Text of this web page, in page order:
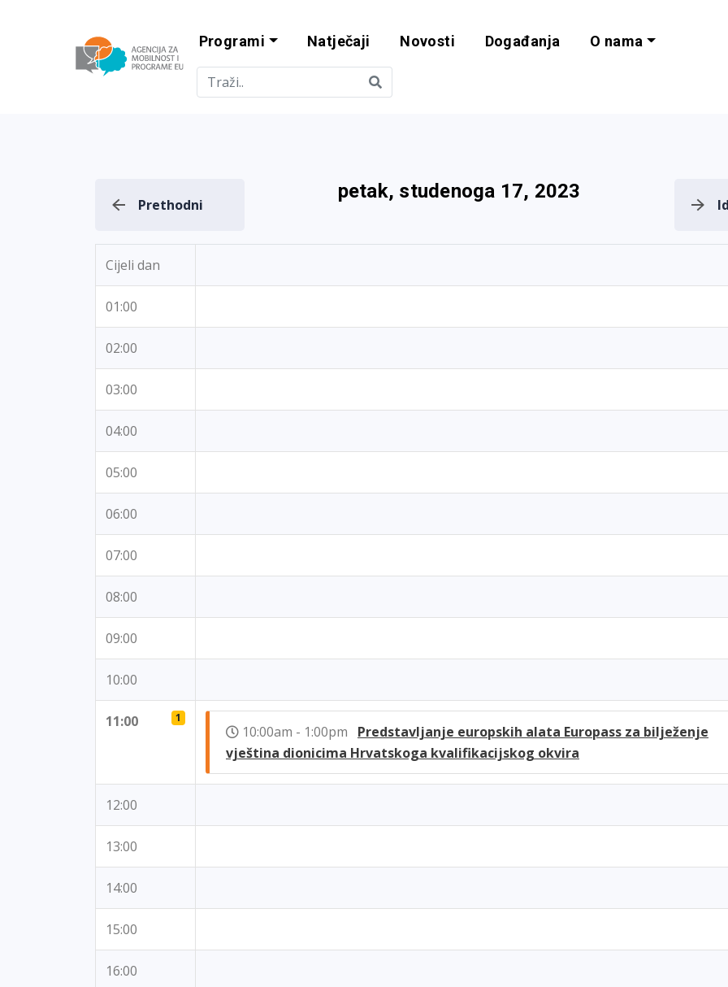
Agencija za mobilnost i
Programi Natječaji Novosti Događanja O nama
Prethodni
petak, studenoga 17, 2023
Cijeli dan
01:00
02:00
03:00
04:00
05:00
06:00
07:00
08:00
09:00
10:00
11:00 1
10:00am - 1:00pm Predstavljanje europskih alata Europass za bilježenje
vještina dionicima Hrvatskoga kvalifikacijskog okvira
12:00
13:00
14:00
15:00
16:00